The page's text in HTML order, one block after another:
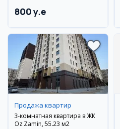
800 y.e
Продажа квартир
3-комнатная квартира в ЖК
Oz Zamin, 55.23 м2